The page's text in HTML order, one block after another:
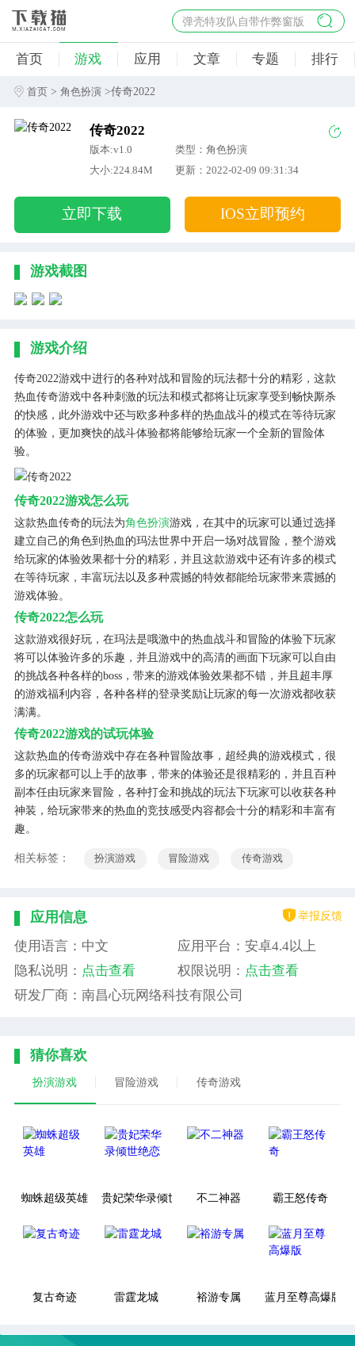
弹壳特攻队自带作弊窗版
杀手47行动
地狱幸存者破解版
首页 游戏 应用 文章 专题 排行
首页 >角色扮演 >传奇2022
传奇2022
版本:v1.0
类型：角色扮演
大小:224.84M
更新：2022-02-09 09:31:34
立即下载 IOS立即预约
游戏截图
游戏介绍
传奇2022游戏中进行的各种对战和冒险的玩法都十分的精彩，这款
热血传奇游戏中各种刺激的玩法和模式都将让玩家享受到畅快厮杀
的快感，此外游戏中还与欧多种多样的热血战斗的模式在等待玩家
的体验，更加爽快的战斗体验都将能够给玩家一个全新的冒险体
验。
传奇2022游戏怎么玩
这款热血传奇的玩法为角色扮演游戏，在其中的玩家可以通过选择
建立自己的角色到热血的玛法世界中开启一场对战冒险，整个游戏
给玩家的体验效果都十分的精彩，并且这款游戏中还有许多的模式
在等待玩家，丰富玩法以及多种震撼的特效都能给玩家带来震撼的
游戏体验。
传奇2022怎么玩
这款游戏很好玩，在玛法是哦激中的热血战斗和冒险的体验下玩家
将可以体验许多的乐趣，并且游戏中的高清的画面下玩家可以自由
的挑战各种各样的boss，带来的游戏体验效果都不错，并且超丰厚
的游戏福利内容，各种各样的登录奖励让玩家的每一次游戏都收获
满满。
传奇2022游戏的试玩体验
这款热血的传奇游戏中存在各种冒险故事，超经典的游戏模式，很
多的玩家都可以上手的故事，带来的体验还是很精彩的，并且百种
副本任由玩家来冒险，各种打金和挑战的玩法下玩家可以收获各种
神装，给玩家带来的热血的竞技感受内容都会十分的精彩和丰富有
趣。
相关标签： 扮演游戏 冒险游戏 传奇游戏
应用信息 举报反馈
使用语言：中文
应用平台：安卓4.4以上
隐私说明： 点击查看 权限说明： 点击查看
研发厂商：南昌心玩网络科技有限公司
猜你喜欢
扮演游戏 冒险游戏 传奇游戏
蜘蛛超级英雄 贵妃荣华录倾世绝恋不二神器 霸王怒传奇
复古奇迹 雷霆龙城 裕游专属 蓝月至尊高爆版